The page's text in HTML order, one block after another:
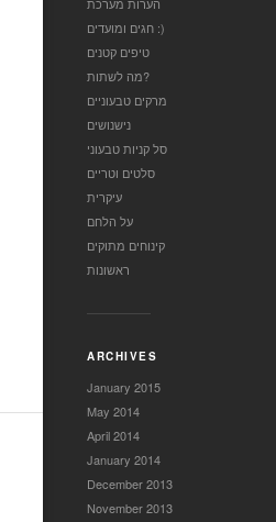
הערות מערכת
חגים ומועדים :)
טיפים קטנים
מה לשתות?
מרקים טבעוניים
נישנושים
סל קניות טבעוני
סלטים וטריים
עיקרית
על הלחם
קינוחים מתוקים
ראשונות
ARCHIVES
January 2015
May 2014
April 2014
January 2014
December 2013
November 2013